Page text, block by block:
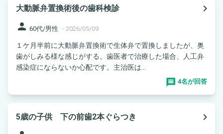
大動脈弁置換術後の歯科検診
navigate_next
person 60代/男性 - 2026/05/09
１ケ月半前に大動脈弁置換術で生体弁で置換しましたが、奥
歯がしみる様な感じがする。歯医者で治療した場合、人工弁
感染症にならないか心配です。主治医は...
4名が回答
5歳の子供 下の前歯2本ぐらつき
navigate_next